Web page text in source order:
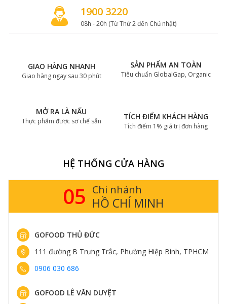
1900 3220
08h - 20h (Từ Thứ 2 đến Chủ nhật)
GIAO HÀNG NHANH
Giao hàng ngay sau 30 phút
SẢN PHẨM AN TOÀN
Tiêu chuẩn GlobalGap, Organic
MỞ RA LÀ NẤU
Thực phẩm được sơ chế sẵn TÍCH ĐIỂM KHÁCH HÀNG
Tích điểm 1% giá trị đơn hàng
HỆ THỐNG CỬA HÀNG
05 Chi nhánh
HỒ CHÍ MINH
GOFOOD THỦ ĐỨC
111 đường B Trưng Trắc, Phường Hiệp Bình, TPHCM
0906 030 686
GOFOOD LÊ VĂN DUYỆT